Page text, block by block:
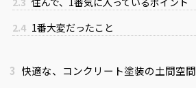
2.4 1番大変だったこと
3 快適な、コンクリート塗装の土間空間